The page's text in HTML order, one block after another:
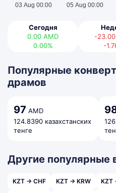
03 Aug 00:00 05 Aug 00:00
Сегодня
0.00 AMD
0.00%
-23.00
-
Популярные
драмов
97 AMD
124.8390 казахстанских
тенге
Другие популярные
KZT → CHF KZT → KRW KZT